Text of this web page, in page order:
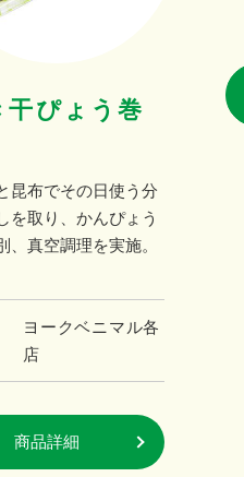
干ぴょう巻
昆布でその日使う分
を取り、かんぴょう
、真空調理を実施。
ヨークベニマル各
店
商品詳細